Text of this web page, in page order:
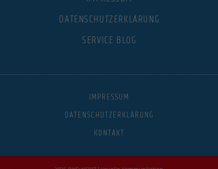
DATENSCHUTZERKLÄRUNG
SERVICE BLOG
IMPRESSUM
DATENSCHUTZERKLÄRUNG
KONTAKT